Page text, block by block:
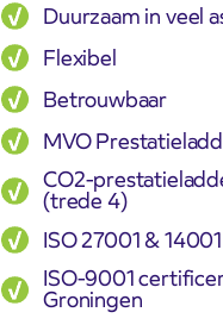
Duurzaam in veel
Flexibel
Betrouwbaar
MVO
CO2-
(trede 4)
ISO 27001 &
ISO-9001
Groningen